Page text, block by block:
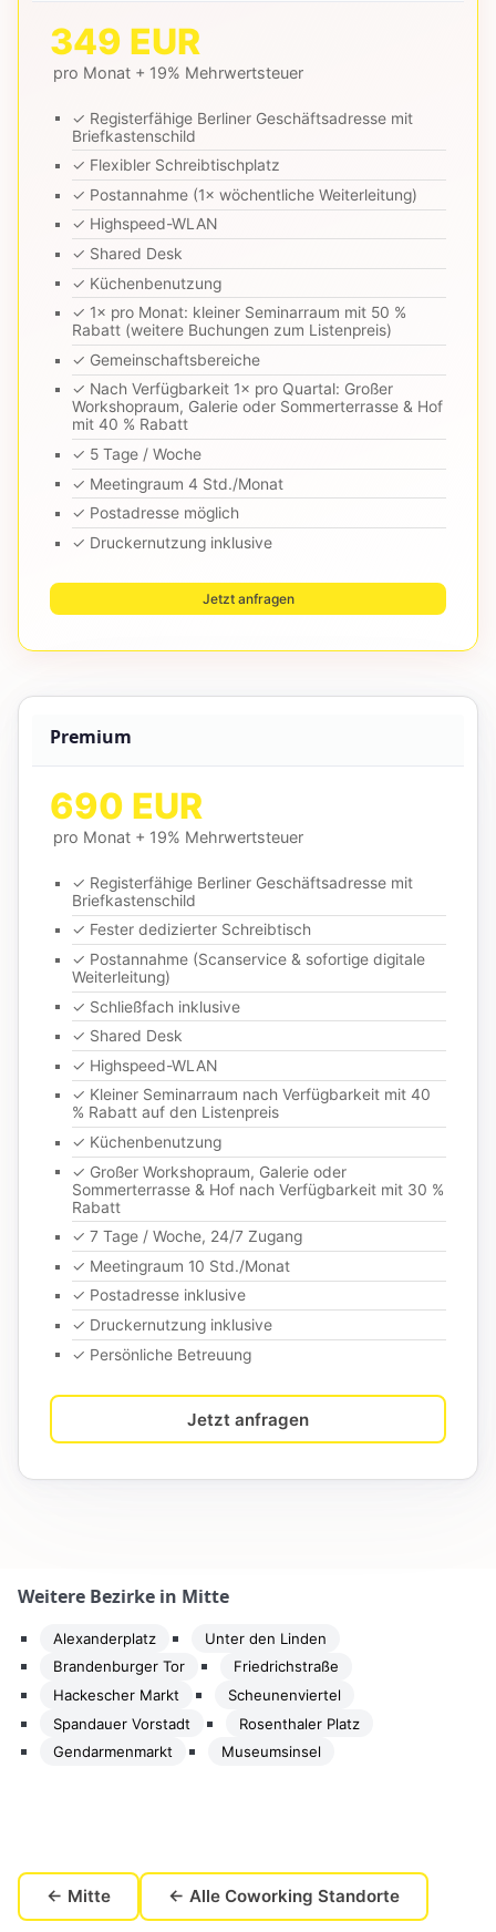
349 EUR
pro Monat + 19% Mehrwertsteuer
✓ Registerfähige Berliner Geschäftsadresse mit
Briefkastenschild
✓ Flexibler Schreibtischplatz
✓ Postannahme (1× wöchentliche Weiterleitung)
✓ Highspeed-WLAN
✓ Shared Desk
✓ Küchenbenutzung
✓ 1× pro Monat: kleiner Seminarraum mit 50 %
Rabatt (weitere Buchungen zum Listenpreis)
✓ Gemeinschaftsbereiche
✓ Nach Verfügbarkeit 1× pro Quartal: Großer
Workshopraum, Galerie oder Sommerterrasse & Hof
mit 40 % Rabatt
✓ 5 Tage / Woche
✓ Meetingraum 4 Std./Monat
✓ Postadresse möglich
✓ Druckernutzung inklusive
Jetzt anfragen
Premium
690 EUR
pro Monat + 19% Mehrwertsteuer
✓ Registerfähige Berliner Geschäftsadresse mit
Briefkastenschild
✓ Fester dedizierter Schreibtisch
✓ Postannahme (Scanservice & sofortige digitale
Weiterleitung)
✓ Schließfach inklusive
✓ Shared Desk
✓ Highspeed-WLAN
✓ Kleiner Seminarraum nach Verfügbarkeit mit 40
% Rabatt auf den Listenpreis
✓ Küchenbenutzung
✓ Großer Workshopraum, Galerie oder
Sommerterrasse & Hof nach Verfügbarkeit mit 30 %
Rabatt
✓ 7 Tage / Woche, 24/7 Zugang
✓ Meetingraum 10 Std./Monat
✓ Postadresse inklusive
✓ Druckernutzung inklusive
✓ Persönliche Betreuung
Jetzt anfragen
Weitere Bezirke in Mitte
Alexanderplatz
Unter den Linden
Brandenburger Tor
Friedrichstraße
Hackescher Markt
Scheunenviertel
Spandauer Vorstadt
Rosenthaler Platz
Gendarmenmarkt
Museumsinsel
← Mitte ← Alle Coworking Standorte